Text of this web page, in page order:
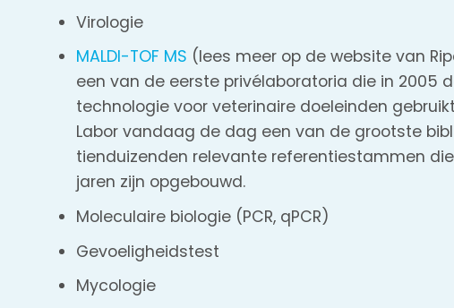
Virologie
MALDI-TOF MS (lees meer op de website van
een van de eerste privélaboratoria die in 2005
technologie voor veterinaire doeleinden
Labor vandaag de dag een van de grootste
tienduizenden relevante referentiestammen
jaren zijn opgebouwd.
Moleculaire biologie (PCR, qPCR)
Gevoeligheidstest
Mycologie